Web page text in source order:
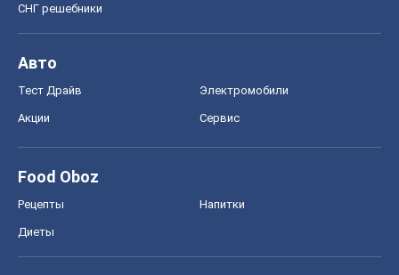
СНГ решебники
Авто
Тест Драйв Электромобили
Акции Сервис
Food Oboz
Рецепты Напитки
Диеты